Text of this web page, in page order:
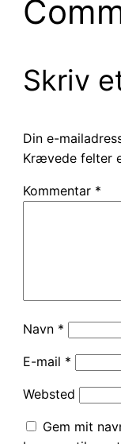
Skriv
Din e-
Krævede felter
Kommentar *
Navn *
E-mail *
Websted
Gem mit